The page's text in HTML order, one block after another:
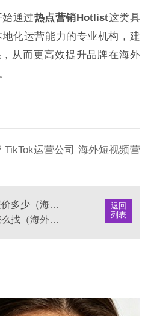
通过热点营销Hotlist这类具
化运营能力的专业机构，建
从而更高效提升品牌在海外
TikTok运营公司 海外短视频营
返回
列表
外国网红推广报价多少（海外KOL营销费用解析）
YouTube网红怎么找（海外博主合作渠道解析）